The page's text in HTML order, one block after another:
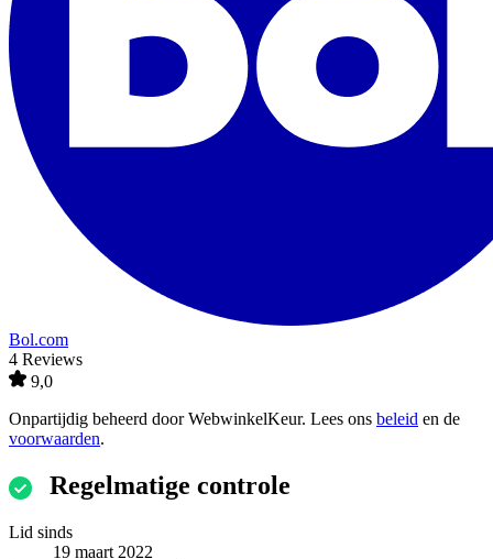
Bol.com
4 Reviews
9,0
Onpartijdig beheerd doorWebwinkelKeur. Lees ons beleid en de
voorwaarden.
Regelmatige controle
Lid sinds
19 maart 2022